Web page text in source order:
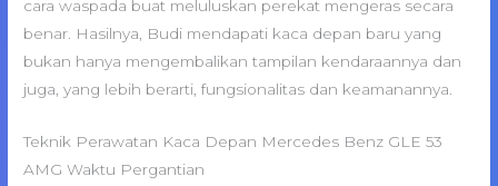
cara waspada buat meluluskan perekat mengeras secara
benar. Hasilnya, Budi mendapati kaca depan baru yang
bukan hanya mengembalikan tampilan kendaraannya dan
juga, yang lebih berarti, fungsionalitas dan keamanannya.
Teknik Perawatan Kaca Depan Mercedes Benz GLE 53
AMG Waktu Pergantian